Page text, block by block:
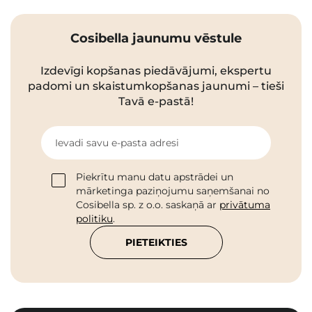
Cosibella jaunumu vēstule
Izdevīgi kopšanas piedāvājumi, ekspertu
padomi un skaistumkopšanas jaunumi – tieši
Tavā e-pastā!
Ievadi savu e-pasta adresi
Piekrītu manu datu apstrādei un
mārketinga paziņojumu saņemšanai no
Cosibella sp. z o.o. saskaņā ar privātuma
politiku.
PIETEIKTIES